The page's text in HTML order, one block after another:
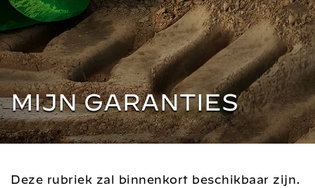
MIJN GARANTIES
Deze rubriek zal binnenkort beschikbaar zijn.